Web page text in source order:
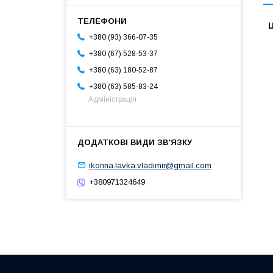
+380 (93) 366-07-35
+380 (67) 528-53-37
+380 (63) 180-52-87
+380 (63) 585-83-24
Адміністрація
ikonna.lavka.vladimir@gmail.com
+380971324649